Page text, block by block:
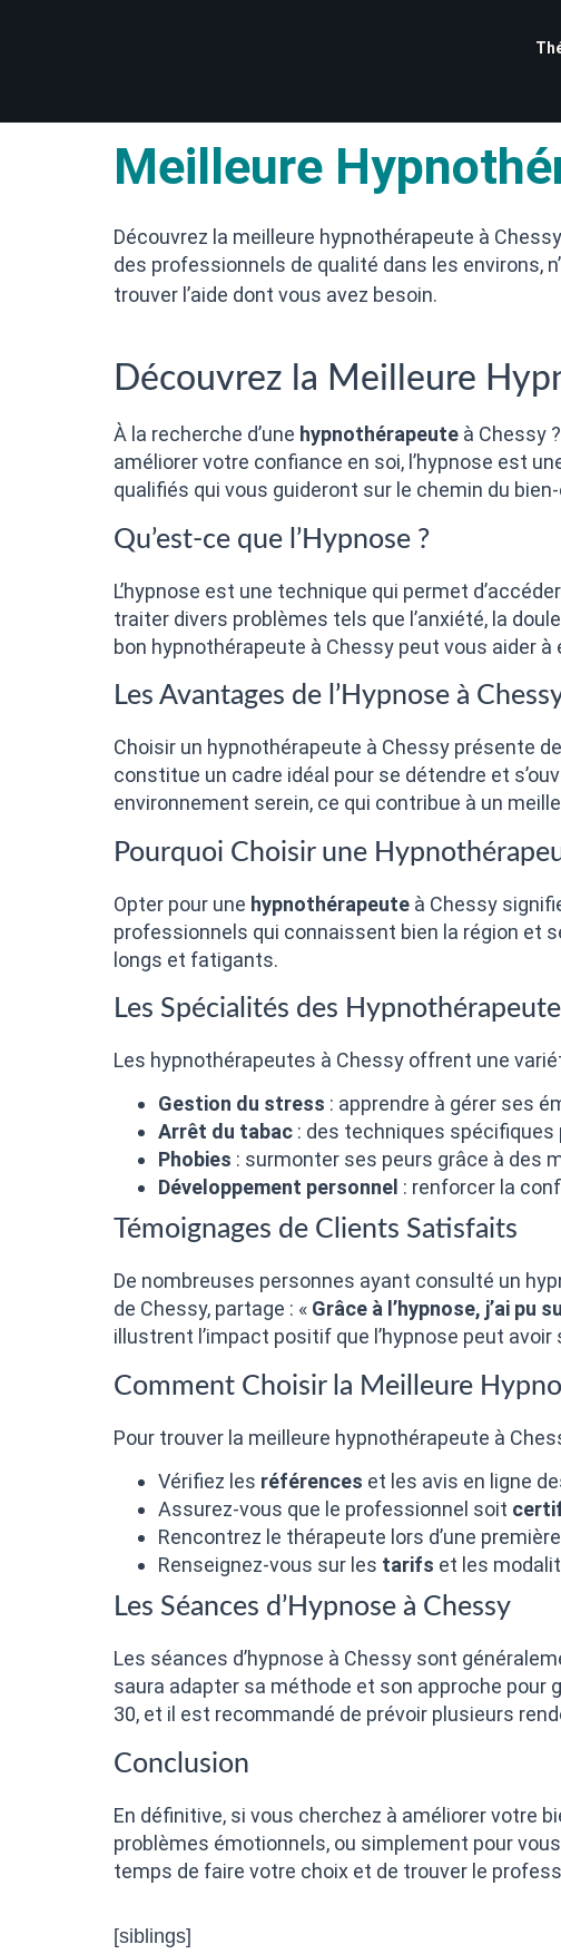
Meilleure
Découvrez la meilleure hypnothérapeute à
des professionnels de qualité dans les environs,
trouver l’aide dont vous avez besoin.
Découvrez la Meilleure
À la recherche d’une hypnothérapeute à Chessy
améliorer votre confiance en soi, l’hypnose est
qualifiés qui vous guideront sur le chemin du
Qu’est-ce que l’Hypnose ?
L’hypnose est une technique qui permet
traiter divers problèmes tels que l’anxiété, la
bon hypnothérapeute à Chessy peut vous aider
Les Avantages de l’Hypnose à
Choisir un hypnothérapeute à Chessy présente
constitue un cadre idéal pour se détendre et
environnement serein, ce qui contribue à un
Pourquoi Choisir une
Opter pour une hypnothérapeute à Chessy
professionnels qui connaissent bien la région et
longs et fatigants.
Les Spécialités des
Les hypnothérapeutes à Chessy offrent une
Gestion du stress : apprendre à gérer ses
Arrêt du tabac : des techniques spécifiques
Phobies : surmonter ses peurs grâce à des
Développement personnel : renforcer la
Témoignages de Clients Satisfaits
De nombreuses personnes ayant consulté un
de Chessy, partage : « Grâce à l’hypnose, j’ai pu
illustrent l’impact positif que l’hypnose peut avoir
Comment Choisir la Meilleure
Pour trouver la meilleure hypnothérapeute à
Vérifiez les références et les avis en ligne
Assurez-vous que le professionnel soit
Rencontrez le thérapeute lors d’une
Renseignez-vous sur les tarifs et les
Les Séances d’Hypnose à Chessy
Les séances d’hypnose à Chessy sont
saura adapter sa méthode et son approche pour
30, et il est recommandé de prévoir plusieurs
Conclusion
En définitive, si vous cherchez à améliorer votre
problèmes émotionnels, ou simplement pour
temps de faire votre choix et de trouver le
[siblings]